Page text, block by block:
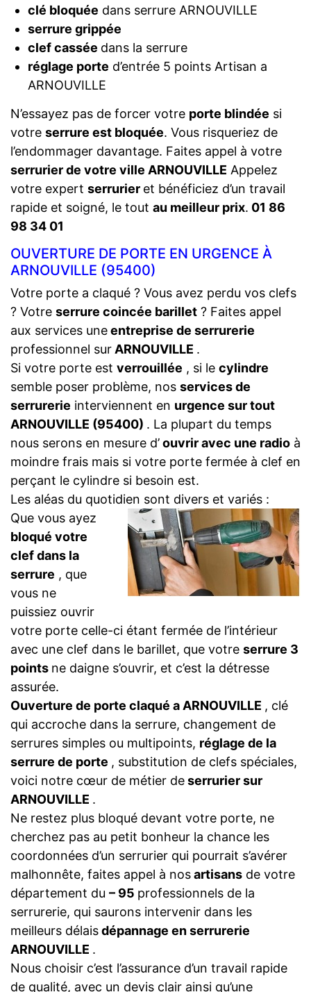
clé bloquée dans serrure ARNOUVILLE
serrure grippée
clef cassée dans la serrure
réglage porte d’entrée 5 points Artisan a
ARNOUVILLE
N’essayez pas de forcer votre porte blindée si
votre serrure est bloquée. Vous risqueriez de
l’endommager davantage. Faites appel à votre
serrurier de votre ville ARNOUVILLE Appelez
votre expert serrurier et bénéficiez d’un travail
rapide et soigné, le tout au meilleur prix. 01 86
98 34 01
OUVERTURE DE PORTE EN URGENCE À
ARNOUVILLE (95400)
Votre porte a claqué ? Vous avez perdu vos clefs
? Votre serrure coincée barillet ? Faites appel
aux services uneentreprise de serrurerie
professionnel sur ARNOUVILLE .
Si votre porte est verrouillée , si le cylindre
semble poser problème, nos services de
serrurerie interviennent en urgence sur tout
ARNOUVILLE (95400) . La plupart du temps
nous serons en mesure d’ouvrir avec une radio à
moindre frais mais si votre porte fermée à clef en
perçant le cylindre si besoin est.
Les aléas du quotidien sont divers et variés :
Que vous ayez
bloqué votre
clef dans la
serrure , que
vous ne
puissiez ouvrir
votre porte celle-ci étant fermée de l’intérieur
avec une clef dans le barillet, que votre serrure 3
points ne daigne s’ouvrir, et c’est la détresse
assurée.
Ouverture de porte claqué a ARNOUVILLE , clé
qui accroche dans la serrure, changement de
serrures simples ou multipoints, réglage de la
serrure de porte , substitution de clefs spéciales,
voici notre cœur de métier deserrurier sur
ARNOUVILLE .
Ne restez plus bloqué devant votre porte, ne
cherchez pas au petit bonheur la chance les
coordonnées d’un serrurier qui pourrait s’avérer
malhonnête, faites appel à nosartisans de votre
département du – 95 professionnels de la
serrurerie, qui saurons intervenir dans les
meilleurs délaisdépannage en serrurerie
ARNOUVILLE .
Nous choisir c’est l’assurance d’un travail rapide
de qualité, avec un devis clair ainsi qu’une